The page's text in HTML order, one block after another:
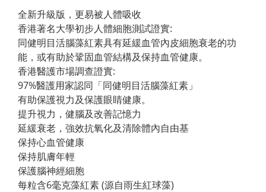
全新升級版，更易被人體吸收
香港著名大學初步人體細胞測試證實:
同健明目活腦藻紅素具有延緩血管內皮細胞衰老的功
能，或有助於鞏固血管結構及保持血管健康。
香港醫護市場調查證實:
97%醫護用家認同「同健明目活腦藻紅素」
有助保護視力及保護眼睛健康。
提升視力，健腦及改善記憶力
延緩衰老，強效抗氧化及清除體內自由基
保持心血管健康
保持肌膚年輕
保護腦神經細胞
每粒含6毫克藻紅素 (源自雨生紅球藻)